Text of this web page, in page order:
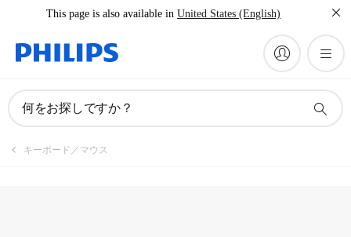
This page is also available in United States (English)
何をお探しですか？
キーボード／マウス